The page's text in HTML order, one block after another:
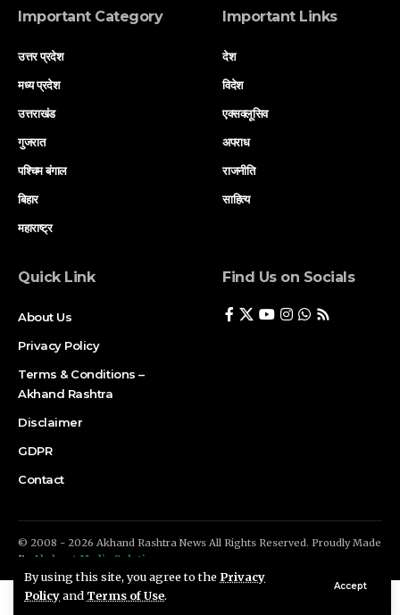
By using this site, you agree to the Privacy
Policyand Terms of Use.
Accept
Important Category
उत्तर प्रदेश
मध्य प्रदेश
उत्तराखंड
गुजरात
पश्चिम बंगाल
बिहार
महाराष्ट्र
Important Links
देश
विदेश
एक्सक्लूसिव
अपराध
राजनीति
साहित्य
Quick Link
About Us
Privacy Policy
Terms & Conditions –
Akhand Rashtra
Disclaimer
GDPR
Contact
Find Us on Socials
© 2008 - 2026 Akhand Rashtra News All Rights Reserved. Proudly Made
By
Akshant Media Solution